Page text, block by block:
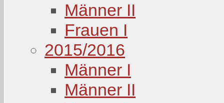
Männer II
Frauen I
2015/2016
Männer I
Männer II